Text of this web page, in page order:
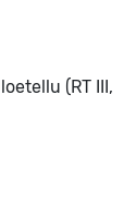
(RT III,